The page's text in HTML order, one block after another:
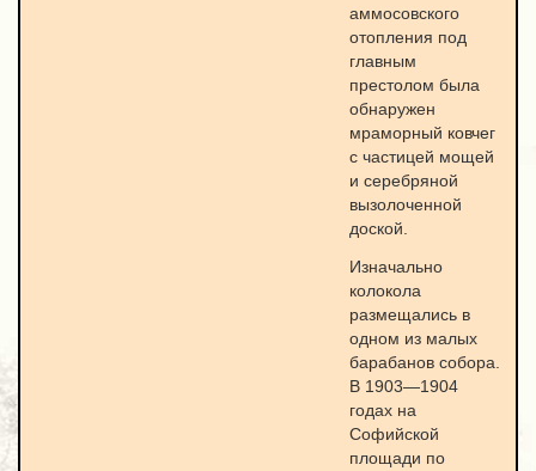
аммосовского
отопления под
главным
престолом была
обнаружен
мраморный ковчег
с частицей мощей
и серебряной
вызолоченной
доской.
Изначально
колокола
размещались в
одном из малых
барабанов собора.
В 1903—1904
годах на
Софийской
площади по